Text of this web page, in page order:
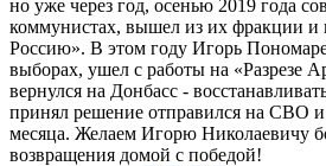
но уже через год, осенью 2019 года
коммунистах, вышел из их фракции
Россию». В этом году Игорь
выборах, ушел с работы на «Разрезе
вернулся на Донбасс -
принял решение отправился на СВО и
месяца. Желаем Игорю Николаевичу
возвращения домой с победой!